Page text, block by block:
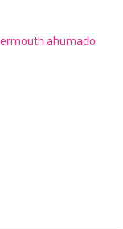
ahumado